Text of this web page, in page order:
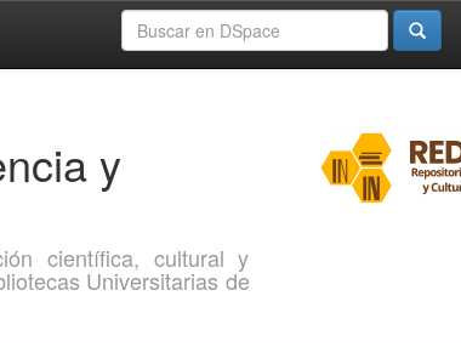
y
científica, cultural y
Universitarias de